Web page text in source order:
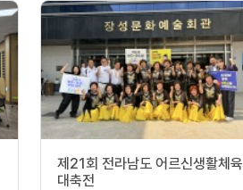
제21회 전라남도 어르신생활체육
대축전